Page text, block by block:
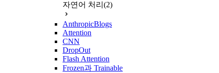
자연어 처리 (2)
AnthropicBlogs
Attention
CNN
DropOut
Flash Attention
Frozen과 Trainable